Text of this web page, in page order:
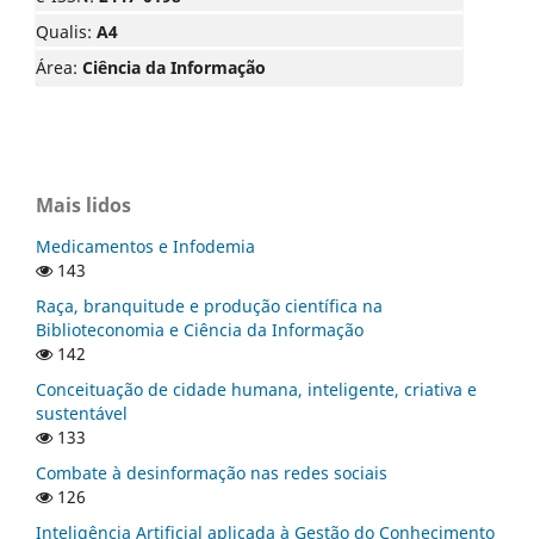
Qualis: A4
Área: Ciência da Informação
Mais lidos
Medicamentos e Infodemia
143
Raça, branquitude e produção científica na
Biblioteconomia e Ciência da Informação
142
Conceituação de cidade humana, inteligente, criativa e
sustentável
133
Combate à desinformação nas redes sociais
126
Inteligência Artificial aplicada à Gestão do Conhecimento